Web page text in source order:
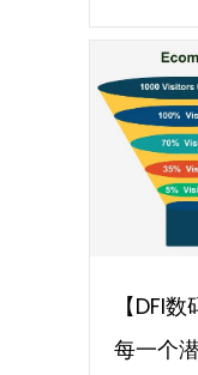
【DFI
每一个